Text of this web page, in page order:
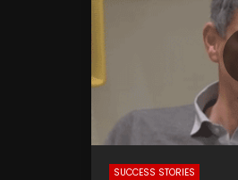
SUCCESS STORIES